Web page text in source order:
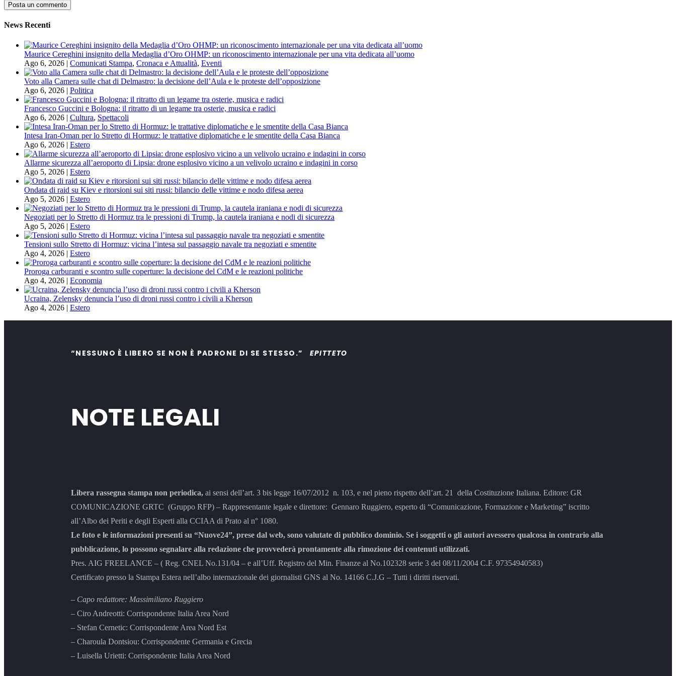
News Recenti
Maurice Cereghini insignito della Medaglia d’Oro OHMP: un riconoscimento internazionale per una vita dedicata all’uomo
Ago 6, 2026 | Comunicati Stampa, Cronaca e Attualità, Eventi
Voto alla Camera sulle chat di Delmastro: la decisione dell’Aula e le proteste dell’opposizione
Ago 6, 2026 | Politica
Francesco Guccini e Bologna: il ritratto di un legame tra osterie, musica e radici
Ago 6, 2026 | Cultura, Spettacoli
Intesa Iran-Oman per lo Stretto di Hormuz: le trattative diplomatiche e le smentite della Casa Bianca
Ago 6, 2026 | Estero
Allarme sicurezza all’aeroporto di Lipsia: drone esplosivo vicino a un velivolo ucraino e indagini in corso
Ago 5, 2026 | Estero
Ondata di raid su Kiev e ritorsioni sui siti russi: bilancio delle vittime e nodo difesa aerea
Ago 5, 2026 | Estero
Negoziati per lo Stretto di Hormuz tra le pressioni di Trump, la cautela iraniana e nodi di sicurezza
Ago 5, 2026 | Estero
Tensioni sullo Stretto di Hormuz: vicina l’intesa sul passaggio navale tra negoziati e smentite
Ago 4, 2026 | Estero
Proroga carburanti e scontro sulle coperture: la decisione del CdM e le reazioni politiche
Ago 4, 2026 | Economia
Ucraina, Zelensky denuncia l’uso di droni russi contro i civili a Kherson
Ago 4, 2026 | Estero
“NESSUNO È LIBERO SE NON È PADRONE DI SE STESSO.” EPITTETO
NOTE LEGALI
Libera rassegna stampa non periodica, ai sensi dell’art. 3 bis legge 16/07/2012 n. 103, e nel pieno rispetto dell’art. 21 della Costituzione Italiana. Editore: GR
COMUNICAZIONE GRTC (Gruppo RFP) – Rappresentante legale e direttore: Gennaro Ruggiero, esperto di “Comunicazione, Formazione e Marketing” iscritto
all’Albo dei Periti e degli Esperti alla CCIAA di Prato al n° 1080.
Le foto e le informazioni presenti su “Nuove24”, prese dal web, sono valutate di pubblico dominio. Se i soggetti o gli autori avessero qualcosa in contrario alla
pubblicazione, lo possono segnalare alla redazione che provvederà prontamente alla rimozione dei contenuti utilizzati.
Pres. AIG FREELANCE – ( Reg. CNEL No.131/04 – e all’Uff. Registro del Min. Finanze al No.102328 serie 3 del 08/11/2004 C.F. 97354940583)
Certificato presso la Stampa Estera nell’albo internazionale dei giornalisti GNS al No. 14166 C.J.G – Tutti i diritti riservati.
– Capo redattore: Massimiliano Ruggiero
– Ciro Andreotti: Corrispondente Italia Area Nord
– Stefan Cernetic: Corrispondente Area Nord Est
– Charoula Dontsiou: Corrispondente Germania e Grecia
– Luisella Urietti: Corrispondente Italia Area Nord